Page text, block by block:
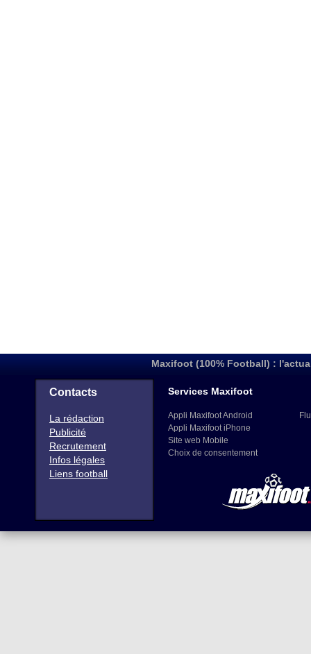
Maxifoot (100% Football) :
Contacts
La rédaction
Publicité
Recrutement
Infos légales
Liens football
Services Maxifoot
Appli Maxifoot Android
Appli Maxifoot iPhone
Site web Mobile
Choix de consentement